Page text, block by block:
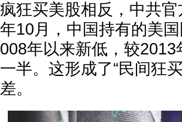
疯狂买美股相反，中共
年10月，中国持有的美
008年以来新低，较
一半。这形成了“民间狂
差。